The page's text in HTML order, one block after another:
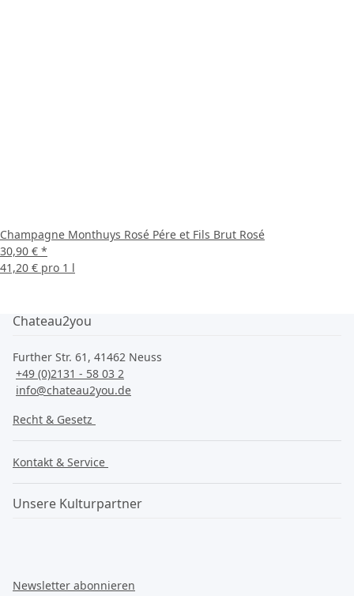
Champagne Monthuys Rosé Pére et Fils Brut Rosé
30,90 € *
41,20 € pro 1 l
Chateau2you
Further Str. 61, 41462 Neuss
+49 (0)2131 - 58 03 2
info@chateau2you.de
Recht & Gesetz
Kontakt & Service
Unsere Kulturpartner
Newsletter abonnieren